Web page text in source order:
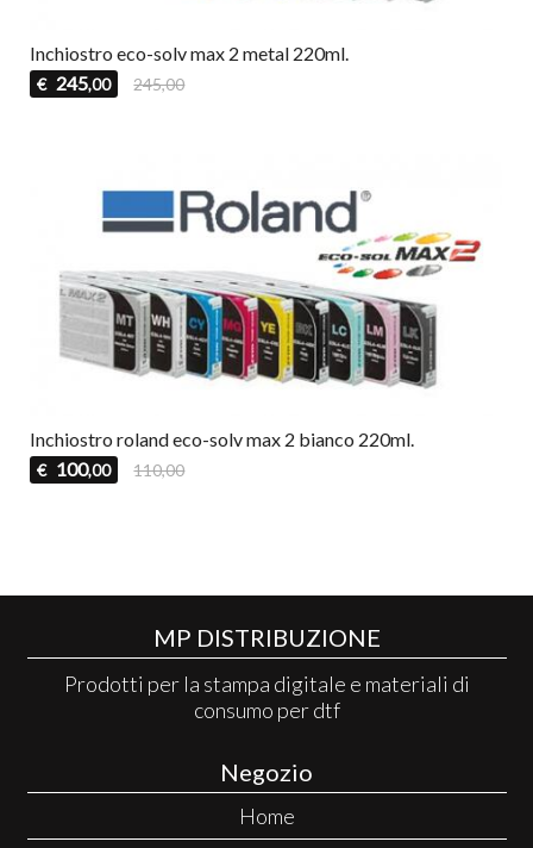
Inchiostro eco-solv max 2 metal 220ml.
€ 245,00 245,00
Inchiostro roland eco-solv max 2 bianco 220ml.
€ 100,00 110,00
MP DISTRIBUZIONE
Prodotti per la stampa digitale e materiali di
consumo per dtf
Negozio
Home